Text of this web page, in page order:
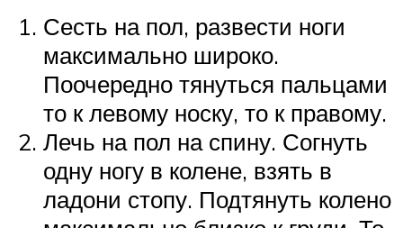
Сесть на пол, развести ноги
максимально широко.
Поочередно тянуться пальцами
то к левому носку, то к правому.
Лечь на пол на спину. Согнуть
одну ногу в колене, взять в
ладони стопу. Подтянуть колено